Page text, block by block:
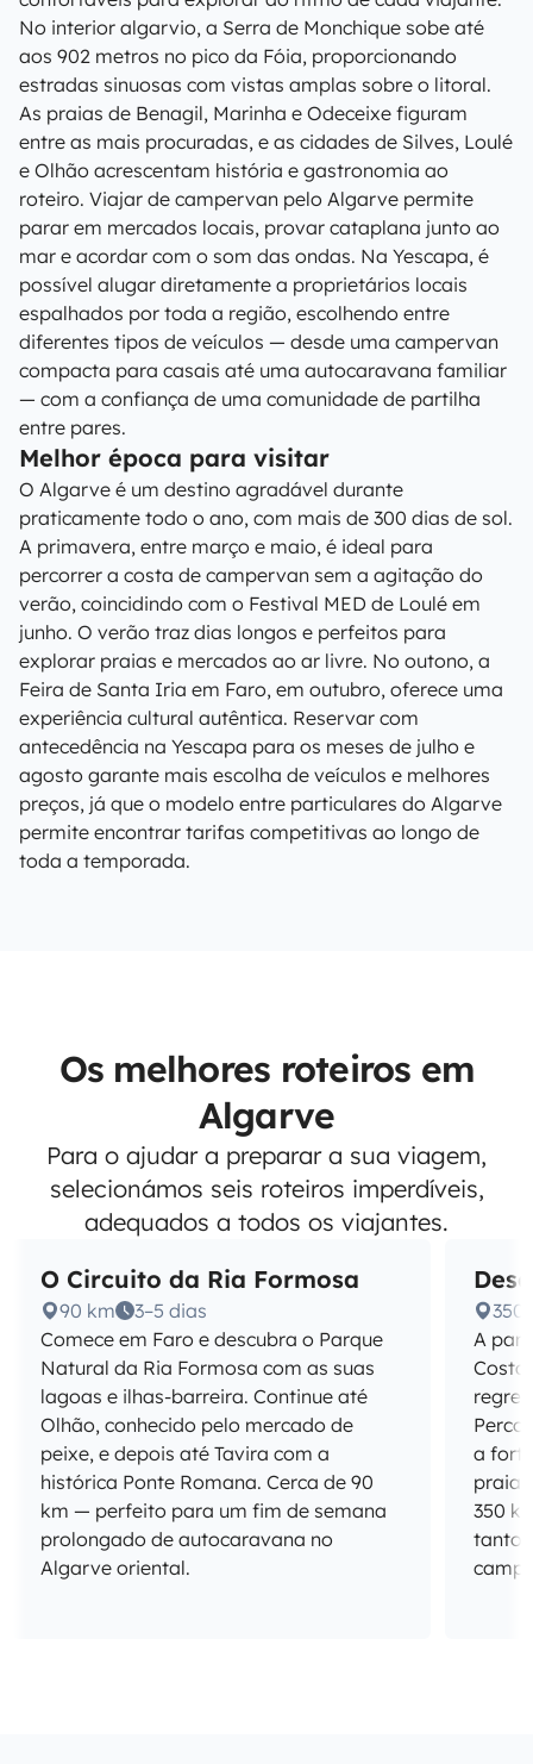
No interior algarvio, a Serra de Monchique sobe até
aos 902 metros no pico da Fóia, proporcionando
estradas sinuosas com vistas amplas sobre o litoral.
As praias de Benagil, Marinha e Odeceixe figuram
entre as mais procuradas, e as cidades de Silves, Loulé
e Olhão acrescentam história e gastronomia ao
roteiro. Viajar de campervan pelo Algarve permite
parar em mercados locais, provar cataplana junto ao
mar e acordar com o som das ondas. Na Yescapa, é
possível alugar diretamente a proprietários locais
espalhados por toda a região, escolhendo entre
diferentes tipos de veículos — desde uma campervan
compacta para casais até uma autocaravana familiar
— com a confiança de uma comunidade de partilha
entre pares.
Melhor época para visitar
O Algarve é um destino agradável durante
praticamente todo o ano, com mais de 300 dias de sol.
A primavera, entre março e maio, é ideal para
percorrer a costa de campervan sem a agitação do
verão, coincidindo com o Festival MED de Loulé em
junho. O verão traz dias longos e perfeitos para
explorar praias e mercados ao ar livre. No outono, a
Feira de Santa Iria em Faro, em outubro, oferece uma
experiência cultural autêntica. Reservar com
antecedência na Yescapa para os meses de julho e
agosto garante mais escolha de veículos e melhores
preços, já que o modelo entre particulares do Algarve
permite encontrar tarifas competitivas ao longo de
toda a temporada.
Os melhores roteiros em
Algarve
Para o ajudar a preparar a sua viagem,
selecionámos seis roteiros imperdíveis,
adequados a todos os viajantes.
O Circuito da Ria Formosa
90 km
3–5 dias
Comece em Faro e descubra o Parque
Natural da Ria Formosa com as suas
lagoas e ilhas-barreira. Continue até
Olhão, conhecido pelo mercado de
peixe, e depois até Tavira com a
histórica Ponte Romana. Cerca de 90
km — perfeito para um fim de semana
prolongado de autocaravana no
Algarve oriental.
350
A
Costa
a
praias
350
tanto